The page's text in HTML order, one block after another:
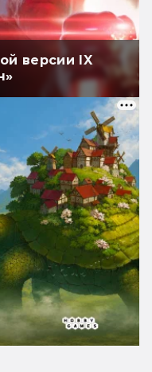
версии IX